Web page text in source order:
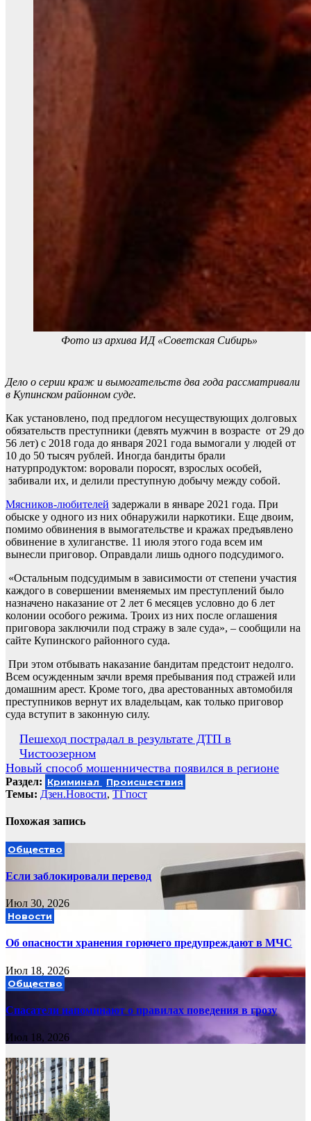
Фото из архива ИД «Советская Сибирь»
Дело о серии краж и вымогательств два года рассматривали
в Купинском районном суде.
Как установлено, под предлогом несуществующих долговых
обязательств преступники (девять мужчин в возрасте от 29 до
56 лет) с 2018 года до января 2021 года вымогали у людей от
10 до 50 тысяч рублей. Иногда бандиты брали
натурпродуктом: воровали поросят, взрослых особей,
забивали их, и делили преступную добычу между собой.
Мясников-любителей задержали в январе 2021 года. При
обыске у одного из них обнаружили наркотики. Еще двоим,
помимо обвинения в вымогательстве и кражах предъявлено
обвинение в хулиганстве. 11 июля этого года всем им
вынесли приговор. Оправдали лишь одного подсудимого.
«Остальным подсудимым в зависимости от степени участия
каждого в совершении вменяемых им преступлений было
назначено наказание от 2 лет 6 месяцев условно до 6 лет
колонии особого режима. Троих из них после оглашения
приговора заключили под стражу в зале суда», – сообщили на
сайте Купинского районного суда.
При этом отбывать наказание бандитам предстоит недолго.
Всем осужденным зачли время пребывания под стражей или
домашним арест. Кроме того, два арестованных автомобиля
преступников вернут их владельцам, как только приговор
суда вступит в законную силу.
Навигация
по
записям
Пешеход пострадал в результате ДТП в
Чистоозерном
Новый способ мошенничества появился в регионе
Раздел: Криминал Происшествия
Темы: Дзен.Новости, ТГпост
Похожая запись
Общество
Если заблокировали перевод
Июл 30, 2026
Новости
Об опасности хранения горючего предупреждают в МЧС
Июл 18, 2026
Общество
Спасатели напоминают о правилах поведения в грозу
Июл 18, 2026